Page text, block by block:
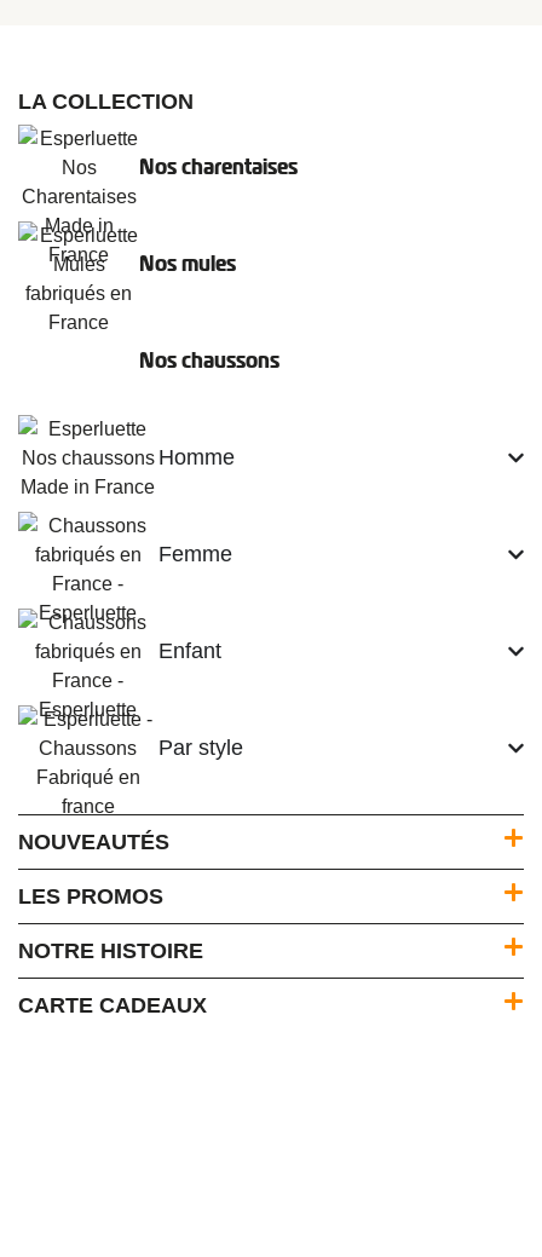
LA COLLECTION
Nos charentaises
Nos mules
Nos chaussons
Homme
Femme
Enfant
Par style
NOUVEAUTÉS
LES PROMOS
NOTRE HISTOIRE
CARTE CADEAUX